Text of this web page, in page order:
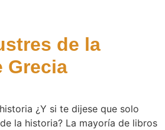
de la
Grecia
¿Y si te dijese que solo
la historia? La mayoría de libros